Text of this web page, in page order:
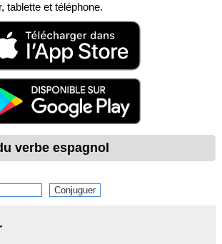
tablette et téléphone.
verbe espagnol